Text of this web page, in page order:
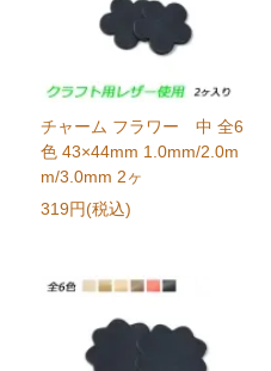
チャーム フラワー 中 全6
色 43×44mm 1.0mm/2.0m
m/3.0mm 2ヶ
319円(税込)